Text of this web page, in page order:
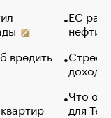
вредить
ЕС
нефти
Что
для